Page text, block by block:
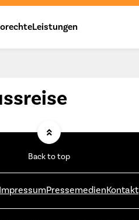
Leistungen
Back to top
ImpressumPressemedienKontakt